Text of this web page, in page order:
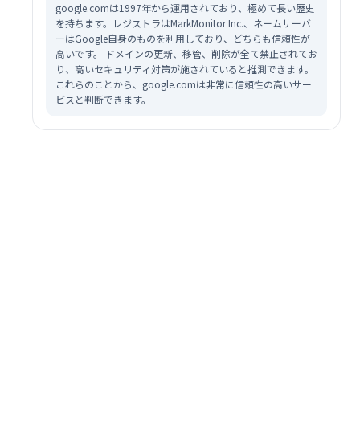
google.comは1997年から運用されており、極めて長い歴史
を持ちます。レジストラはMarkMonitor Inc.、ネームサーバ
ーはGoogle自身のものを利用しており、どちらも信頼性が
高いです。 ドメインの更新、移管、削除が全て禁止されてお
り、高いセキュリティ対策が施されていると推測できます。
これらのことから、google.comは非常に信頼性の高いサー
ビスと判断できます。